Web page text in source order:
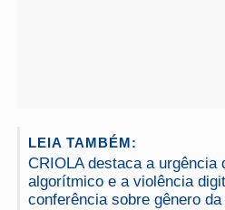
LEIA TAMBÉM:
CRIOLA destaca a urgência
algorítmico e a violência
conferência sobre gênero da